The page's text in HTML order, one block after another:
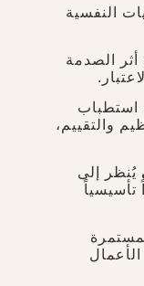
النفسية
أثر الصدمة
استطباب
والتقييم،
يُنظر إلى
تأسيسياً